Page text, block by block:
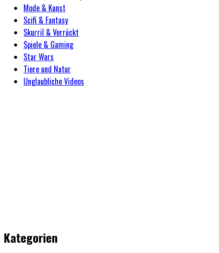
Mode & Kunst
Scifi & Fantasy
Skurril & Verrückt
Spiele & Gaming
Star Wars
Tiere und Natur
Unglaubliche Videos
Kategorien